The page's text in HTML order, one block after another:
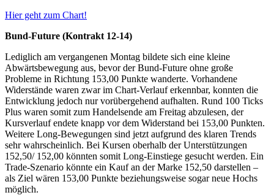
Hier geht zum Chart!
Bund-Future (Kontrakt 12-14)
Lediglich am vergangenen Montag bildete sich eine kleine
Abwärtsbewegung aus, bevor der Bund-Future ohne große
Probleme in Richtung 153,00 Punkte wanderte. Vorhandene
Widerstände waren zwar im Chart-Verlauf erkennbar, konnten die
Entwicklung jedoch nur vorübergehend aufhalten. Rund 100 Ticks
Plus waren somit zum Handelsende am Freitag abzulesen, der
Kursverlauf endete knapp vor dem Widerstand bei 153,00 Punkten.
Weitere Long-Bewegungen sind jetzt aufgrund des klaren Trends
sehr wahrscheinlich. Bei Kursen oberhalb der Unterstützungen
152,50/ 152,00 könnten somit Long-Einstiege gesucht werden. Ein
Trade-Szenario könnte ein Kauf an der Marke 152,50 darstellen –
als Ziel wären 153,00 Punkte beziehungsweise sogar neue Hochs
möglich.